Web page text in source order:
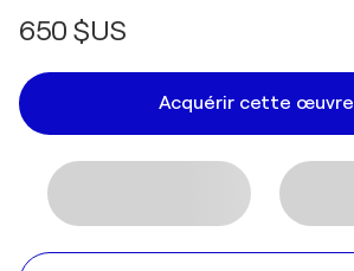
650 $US
Acquérir cette œuvre